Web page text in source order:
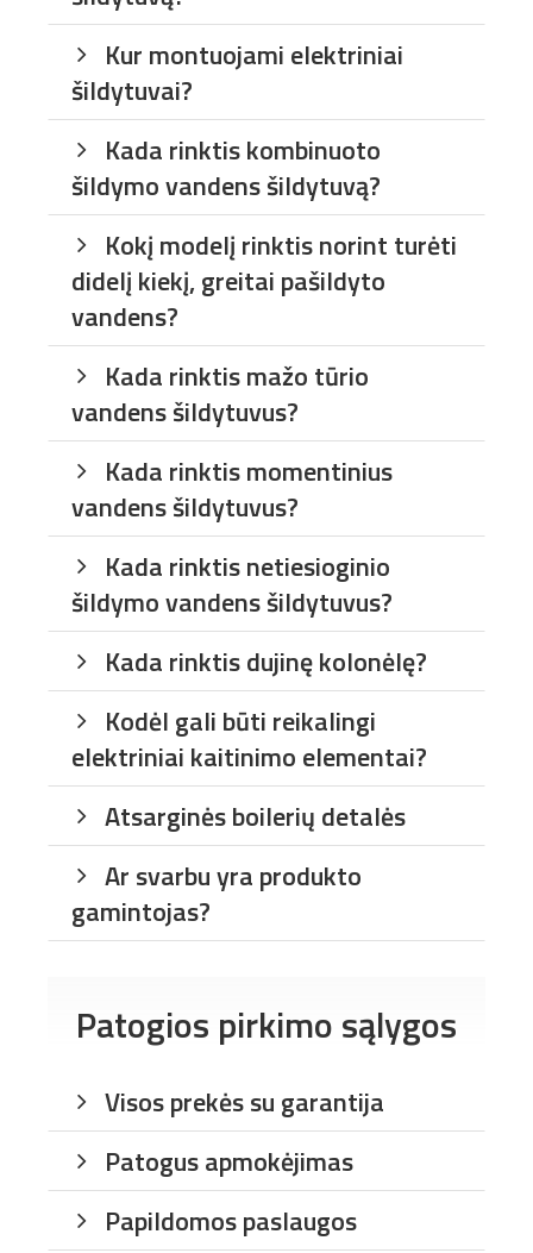
Kur montuojami elektriniai
šildytuvai?
Kada rinktis kombinuoto
šildymo vandens šildytuvą?
Kokį modelį rinktis norint turėti
didelį kiekį, greitai pašildyto
vandens?
Kada rinktis mažo tūrio
vandens šildytuvus?
Kada rinktis momentinius
vandens šildytuvus?
Kada rinktis netiesioginio
šildymo vandens šildytuvus?
Kada rinktis dujinę kolonėlę?
Kodėl gali būti reikalingi
elektriniai kaitinimo elementai?
Atsarginės boilerių detalės
Ar svarbu yra produkto
gamintojas?
Patogios pirkimo sąlygos
Visos prekės su garantija
Patogus apmokėjimas
Papildomos paslaugos